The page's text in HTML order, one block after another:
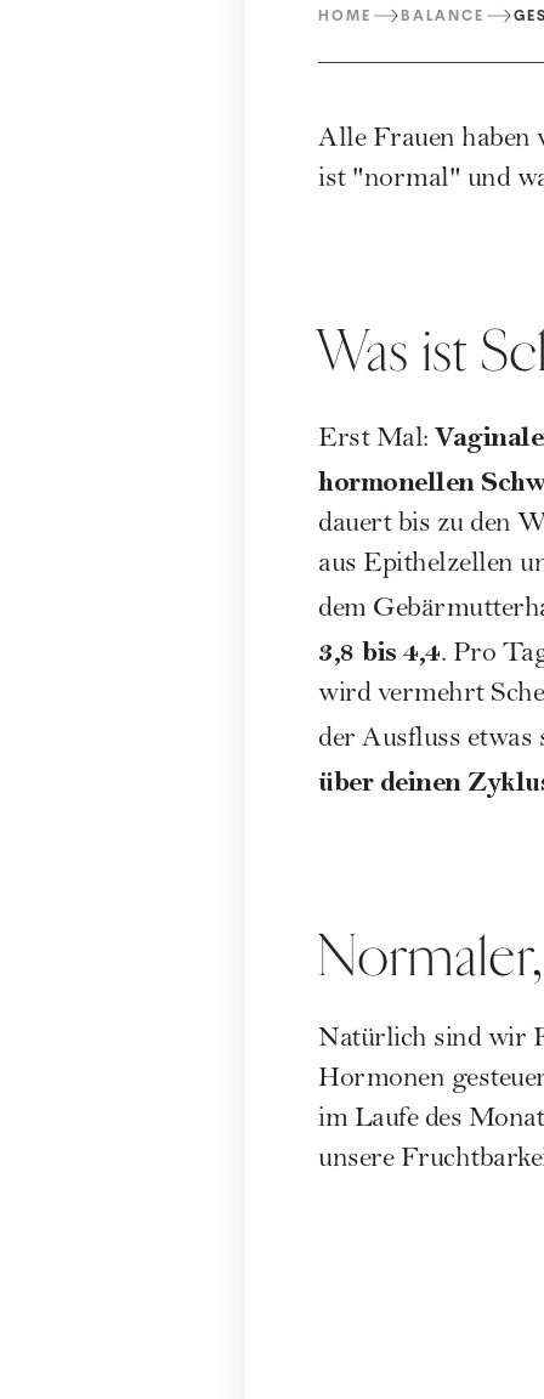
HOME BALANCE
Alle Frauen haben
ist "normal" und
Was ist
Erst Mal:
hormonellen
dauert bis zu den
aus Epithelzellen
dem
3,8 bis 4,4. Pro
wird vermehrt
der Ausfluss
über deinen
Natürlich sind wir
Hormonen
im Laufe des
unsere